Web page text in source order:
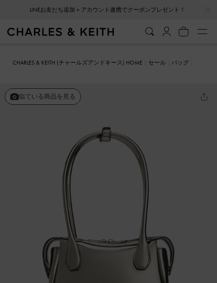
会員登録＋ニュースレター登録で10%OFFクーポンプレゼント！
CHARLES & KEITH (チャールズアンドキース) HOME セール
バッグ
似ている商品を見る